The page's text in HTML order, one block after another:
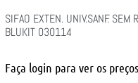
SIFAO EXTEN. UNIV.SANF. SEM
BLUKIT 030114
Faça login para ver os preços